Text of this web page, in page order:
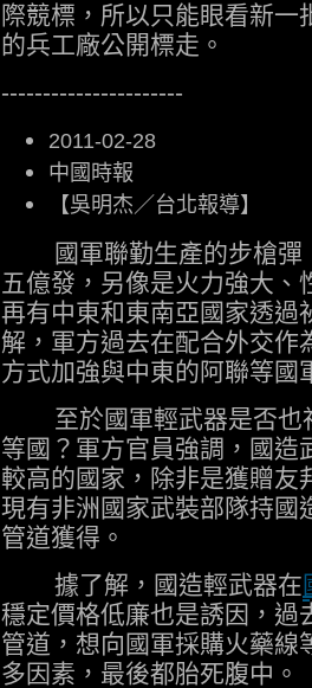
際競標，所以只能眼看新
的兵工廠公開標走。
----------------------
2011-02-28
中國時報
【吳明杰／台北報導】
國軍聯勤生產的步槍彈
五億發，另像是火力強大
再有中東和東南亞國家透過
解，軍方過去在配合外交作
方式加強與中東的阿聯等國
至於國軍輕武器是否也
等國？軍方官員強調，國造
較高的國家，除非是獲贈友
現有非洲國家武裝部隊持國
管道獲得。
據了解，國造輕武器在
穩定價格低廉也是誘因，過
管道，想向國軍採購火藥線
多因素，最後都胎死腹中。